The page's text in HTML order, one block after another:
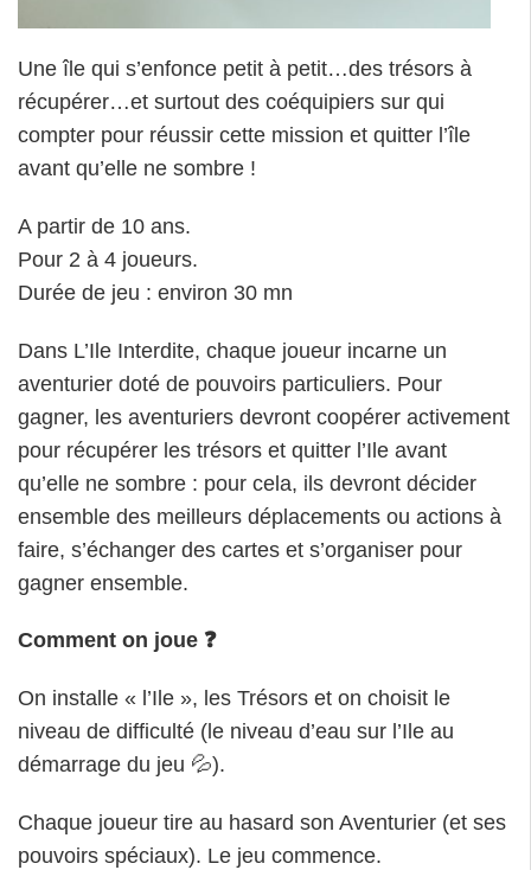
Une île qui s’enfonce petit à petit…des trésors à
récupérer…et surtout des coéquipiers sur qui
compter pour réussir cette mission et quitter l’île
avant qu’elle ne sombre !
A partir de 10 ans.
Pour 2 à 4 joueurs.
Durée de jeu : environ 30 mn
Dans L’Ile Interdite, chaque joueur incarne un
aventurier doté de pouvoirs particuliers. Pour
gagner, les aventuriers devront coopérer activement
pour récupérer les trésors et quitter l’Ile avant
qu’elle ne sombre : pour cela, ils devront décider
ensemble des meilleurs déplacements ou actions à
faire, s’échanger des cartes et s’organiser pour
gagner ensemble.
Comment on joue ❓
On installe « l’Ile », les Trésors et on choisit le
niveau de difficulté (le niveau d’eau sur l’Ile au
démarrage du jeu 💦).
Chaque joueur tire au hasard son Aventurier (et ses
pouvoirs spéciaux). Le jeu commence.